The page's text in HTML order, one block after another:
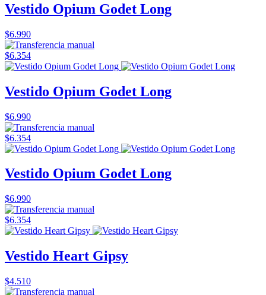
Vestido Opium Godet Long
$6.990
$6.354
Vestido Opium Godet Long
$6.990
$6.354
Vestido Opium Godet Long
$6.990
$6.354
Vestido Heart Gipsy
$4.510